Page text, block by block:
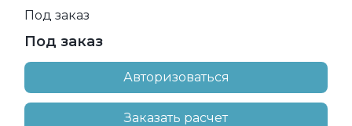
Под заказ
Под заказ
Авторизоваться
Заказать расчет